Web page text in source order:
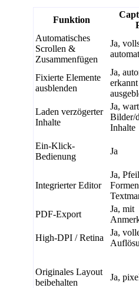
Funktion
Automatisches
Scrollen &
Zusammenfügen
Ja,
Fixierte Elemente
ausblenden
Ja,
Laden verzögerter
Inhalte
Ja,
Bilder/
Inhalte
Ein-Klick-
Bedienung
Ja
Integrierter Editor
Ja,
PDF-Export
Ja, mit
High-DPI / Retina
Ja,
Originales Layout
beibehalten
Ja,